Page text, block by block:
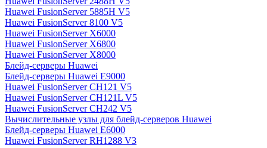
Huawei FusionServer 5885H V5
Huawei FusionServer 8100 V5
Huawei FusionServer X6000
Huawei FusionServer X6800
Huawei FusionServer X8000
Блейд-серверы Huawei
Блейд-серверы Huawei E9000
Huawei FusionServer CH121 V5
Huawei FusionServer CH121L V5
Huawei FusionServer CH242 V5
Вычислительные узлы для блейд-серверов Huawei
Блейд-серверы Huawei E6000
Huawei FusionServer RH1288 V3